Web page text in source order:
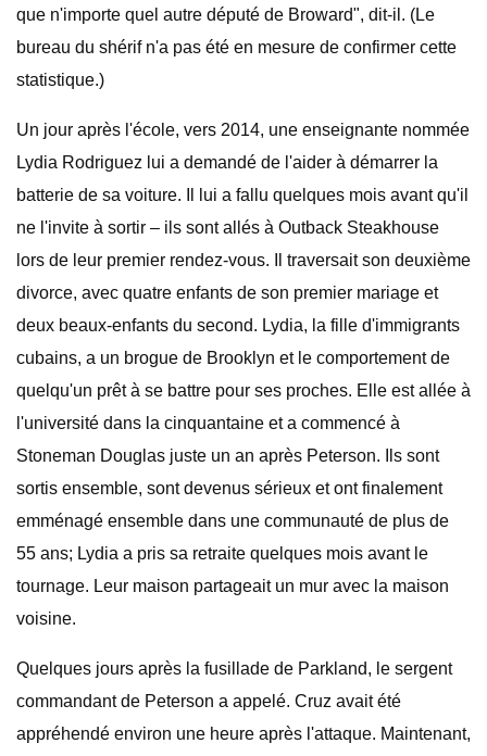
que n'importe quel autre député de Broward", dit-il. (Le
bureau du shérif n'a pas été en mesure de confirmer cette
statistique.)
Un jour après l'école, vers 2014, une enseignante nommée
Lydia Rodriguez lui a demandé de l'aider à démarrer la
batterie de sa voiture. Il lui a fallu quelques mois avant qu'il
ne l'invite à sortir – ils sont allés à Outback Steakhouse
lors de leur premier rendez-vous. Il traversait son deuxième
divorce, avec quatre enfants de son premier mariage et
deux beaux-enfants du second. Lydia, la fille d'immigrants
cubains, a un brogue de Brooklyn et le comportement de
quelqu'un prêt à se battre pour ses proches. Elle est allée à
l'université dans la cinquantaine et a commencé à
Stoneman Douglas juste un an après Peterson. Ils sont
sortis ensemble, sont devenus sérieux et ont finalement
emménagé ensemble dans une communauté de plus de
55 ans; Lydia a pris sa retraite quelques mois avant le
tournage. Leur maison partageait un mur avec la maison
voisine.
Quelques jours après la fusillade de Parkland, le sergent
commandant de Peterson a appelé. Cruz avait été
appréhendé environ une heure après l'attaque. Maintenant,